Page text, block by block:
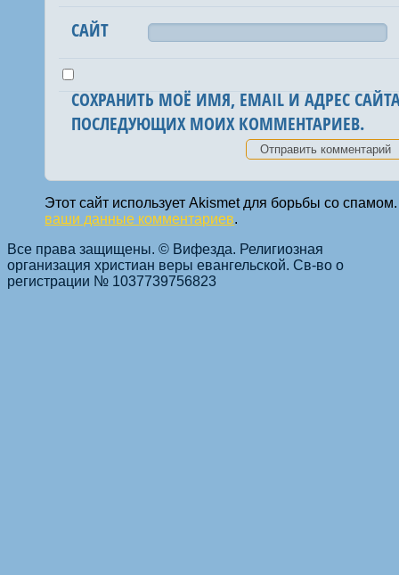
САЙТ
СОХРАНИТЬ МОЁ ИМЯ, EMAIL И АДРЕС
ПОСЛЕДУЮЩИХ МОИХ КОММЕНТАРИЕВ.
Этот сайт использует Akismet для борьбы со
ваши данные комментариев.
Все права защищены. © Вифезда. Религиозная
организация христиан веры евангельской. Св-во о
регистрации № 1037739756823